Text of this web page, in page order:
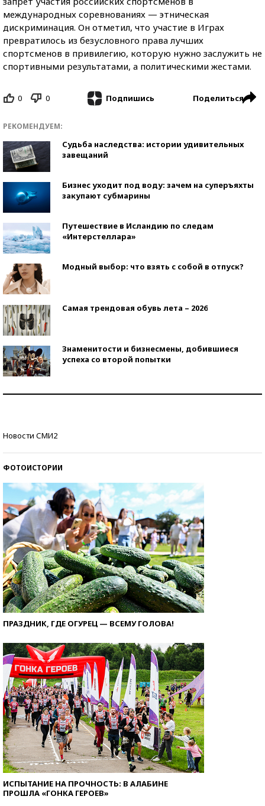
международных соревнованиях — этническая
дискриминация. Он отметил, что участие в Играх
превратилось из безусловного права лучших
спортсменов в привилегию, которую нужно заслужить не
спортивными результатами, а политическими жестами.
0 0 Подпишись Поделиться
РЕКОМЕНДУЕМ:
Судьба наследства: истории удивительных
завещаний
Бизнес уходит под воду: зачем на суперъяхты
закупают субмарины
Путешествие в Исландию по следам
«Интерстеллара»
Модный выбор: что взять с собой в отпуск?
Самая трендовая обувь лета – 2026
Знаменитости и бизнесмены, добившиеся
успеха со второй попытки
Новости СМИ2
ФОТОИСТОРИИ
ПРАЗДНИК, ГДЕ ОГУРЕЦ — ВСЕМУ ГОЛОВА!
ИСПЫТАНИЕ НА ПРОЧНОСТЬ: В АЛАБИНЕ
ПРОШЛА «ГОНКА ГЕРОЕВ»